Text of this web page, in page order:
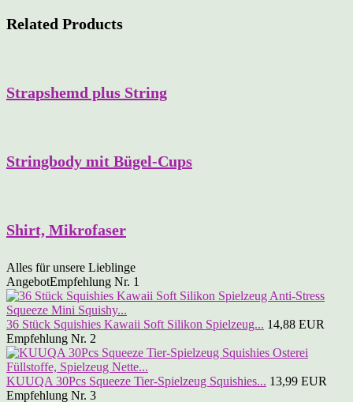
Related Products
Strapshemd plus String
Stringbody mit Bügel-Cups
Shirt, Mikrofaser
Alles für unsere Lieblinge
AngebotEmpfehlung Nr. 1
36 Stück Squishies Kawaii Soft Silikon Spielzeug... 14,88 EUR
Empfehlung Nr. 2
KUUQA 30Pcs Squeeze Tier-Spielzeug Squishies... 13,99 EUR
Empfehlung Nr. 3